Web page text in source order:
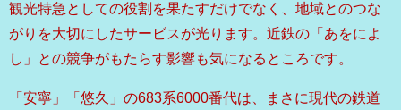
観光特急としての役割を果たすだけでなく、地域とのつな
がりを大切にしたサービスが光ります。近鉄の「あをによ
し」との競争がもたらす影響も気になるところです。
「安寧」「悠久」の683系6000番代は、まさに現代の鉄道